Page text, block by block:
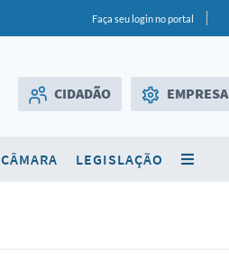
Faça seu login no portal
CIDADÃO EMPRESA
SIC
CÂMARA LEGISLAÇÃO